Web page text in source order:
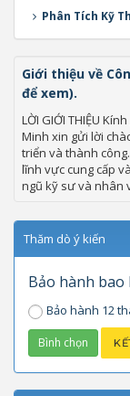
Phân Tích Kỹ
Giới thiệu về
để xem).
LỜI GIỚI THIỆU
Minh xin gửi lời
triển và thành
lĩnh vực cung cấp
ngũ kỹ sư và nhân
Thăm dò ý kiến
Bảo hành bao
Bảo hành 12